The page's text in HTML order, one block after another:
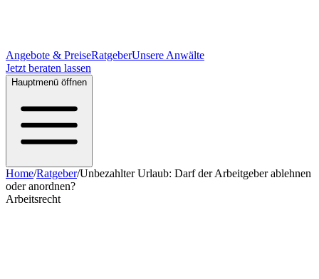
Angebote & PreiseRatgeberUnsere Anwälte
Jetzt beraten lassen
Hauptmenü öffnen
Home/Ratgeber/Unbezahlter Urlaub: Darf der Arbeitgeber ablehnen
oder anordnen?
Arbeitsrecht